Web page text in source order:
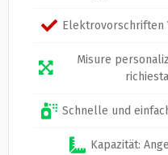
Elektrovorschriften
Misure
richiesta
Schnelle und
Kapazität: